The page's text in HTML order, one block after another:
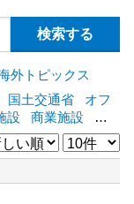
外トピックス
国土交通省
オフ
設 商業施設
海
不動産 賃料
ア
ZEH [+]